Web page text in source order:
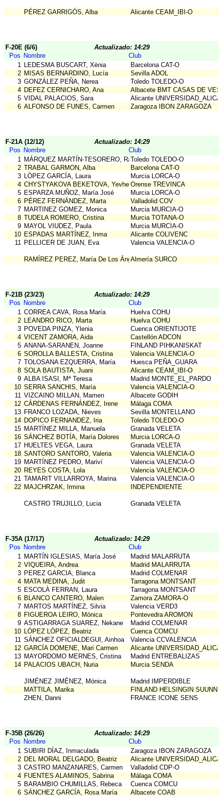
PÉREZ GARRIGÓS, Alba Alicante CEAM_IBI-O
F-20E (6/6)
Actualizado: 14:29
Pos Nombre
Club
1 LEDESMA BUSCART, Xènia
Barcelona CAT-O
2 MISAS BERNARDINO, Lucía
Sevilla ADOL
3 GONZÁLEZ PEÑA, Nerea
Toledo TOLEDO-O
4 DEFEZ CERNICHARO, Ana
Albacete BMT CASAS DE
5 VIDAL PALACIOS, Sara
Alicante
6 ALFONSO DE FUNES, Carmen Zaragoza IBON ZARAGOZA
F-21A (12/12)
Actualizado: 14:29
Pos Nombre
Club
1 MÁRQUEZ MARTÍN-TESORERO, RaquelToledo TOLEDO-O
2 TRABAL GARMON, Alba
Barcelona CAT-O
3 LÓPEZ GARCÍA, Laura
Murcia LORCA-O
4 CHYSTYAKOVA BEKETOVA, YevheniyaOrense TREVINCA
5 ESPARZA MUÑOZ, María José
Murcia LORCA-O
6 PÉREZ FERNÁNDEZ, Marta
Valladolid COV
7 MARTINEZ GOMEZ, Monica
Murcia MURCIA-O
8 TUDELA ROMERO, Cristina
Murcia TOTANA-O
9 MAYOL VIUDEZ, Paula
Murcia MURCIA-O
10 ESPADAS MARTÍNEZ, Inma
Alicante COLIVENC
11 PELLICER DE JUAN, Eva Valencia VALENCIA-O
RAMÍREZ PEREZ, María De Los ÁngAlmería SURCO
F-21B (23/23)
Actualizado: 14:29
Pos Nombre
Club
1 CORREA CAVA, Rosa María
Huelva COHU
2 LEANDRO RICO, Marta
Huelva COHU
3 POVEDA PINZA, Ylenia
Cuenca ORIENTIJOTE
4 VICENT ZAMORA, Aida
Castellón ADCON
5 ANANA-SARANEN, Joanne
FINLAND PIHKANISKAT
6 SOROLLA BALLESTA, Cristina
Valencia VALENCIA-O
7 TOLOSANA EZQUERRA, María
Huesca PEÑA_GUARA
8 SOLA BAUTISTA, Juani
Alicante CEAM_IBI-O
9 ALBA ISASI, Mª Teresa
Madrid MONTE_EL_PARDO
10 SERRA SANCHIS, María
Valencia VALENCIA-O
11 VIZCAINO MILLAN, Mamen
Albacete GODIH
12 CÁRDENAS FERNÁNDEZ, Irene
Málaga COMA
13 FRANCO LOZADA, Nieves
Sevilla MONTELLANO
14 DOPICO FERNANDEZ, Iria
Toledo TOLEDO-O
15 MARTÍNEZ MILLA, Manuela
Granada VELETA
16 SÁNCHEZ BOTÍA, María Dolores
Murcia LORCA-O
17 HUELTES VEGA, Laura
Granada VELETA
18 SANTORO SANTORO, Valeria
Valencia VALENCIA-O
19 MARTÍNEZ PEDRO, Mariví
Valencia VALENCIA-O
20 REYES COSTA, Lola
Valencia VALENCIA-O
21 TAMARIT VILLARROYA, Marina
Valencia VALENCIA-O
22 MAJCHRZAK, Irmina INDEPENDIENTE
CASTRO TRUJILLO, Lucia Granada VELETA
F-35A (17/17)
Actualizado: 14:29
Pos Nombre
Club
1 MARTÍN IGLESIAS, María José
Madrid MALARRUTA
2 VIQUEIRA, Andrea
Madrid MALARRUTA
3 PEREZ GARCIA, Blanca
Madrid COLMENAR
4 MATA MEDINA, Judit
Tarragona MONTSANT
5 ESCOLÀ FERRAN, Laura
Tarragona MONTSANT
6 BLANCO CANTERO, Malen
Zamora ZAMORA-O
7 MARTOS MARTÍNEZ, Silvia
Valencia VERD3
8 FIGUEROA LEIRO, Mónica
Pontevedra AROMON
9 ASTIGARRAGA SUAREZ, Nekane
Madrid COLMENAR
10 LÓPEZ LÓPEZ, Beatriz
Cuenca COMCU
11 SÁNCHEZ OFICIALDEGUI, Ainhoa
Valencia CCVALENCIA
12 GARCÍA DOMENE, Mari Carmen
Alicante
13 MAYORDOMO MERNES, Cristina
Madrid ENTREBALIZAS
14 PALACIOS UBACH, Nuria Murcia SENDA
JIMÉNEZ JIMÉNEZ, Mónica
Madrid IMPERDIBLE
MATTILA, Marika
FINLAND HELSINGIN
ZHEN, Danni
FRANCE ICONE SENS
F-35B (26/26)
Actualizado: 14:29
Pos Nombre
Club
1 SUBIRI DÍAZ, Inmaculada
Zaragoza IBON ZARAGOZA
2 DEL MORAL DELGADO, Beatriz
Alicante
3 CASTRO MANZANARES, Carmen
Valladolid CDP-O
4 FUENTES ALAMINOS, Sabrina
Málaga COMA
5 BARAMBIO CHUMILLAS, Rebeca
Cuenca COMCU
6 SÁNCHEZ GARCÍA, Rosa María Albacete COAB